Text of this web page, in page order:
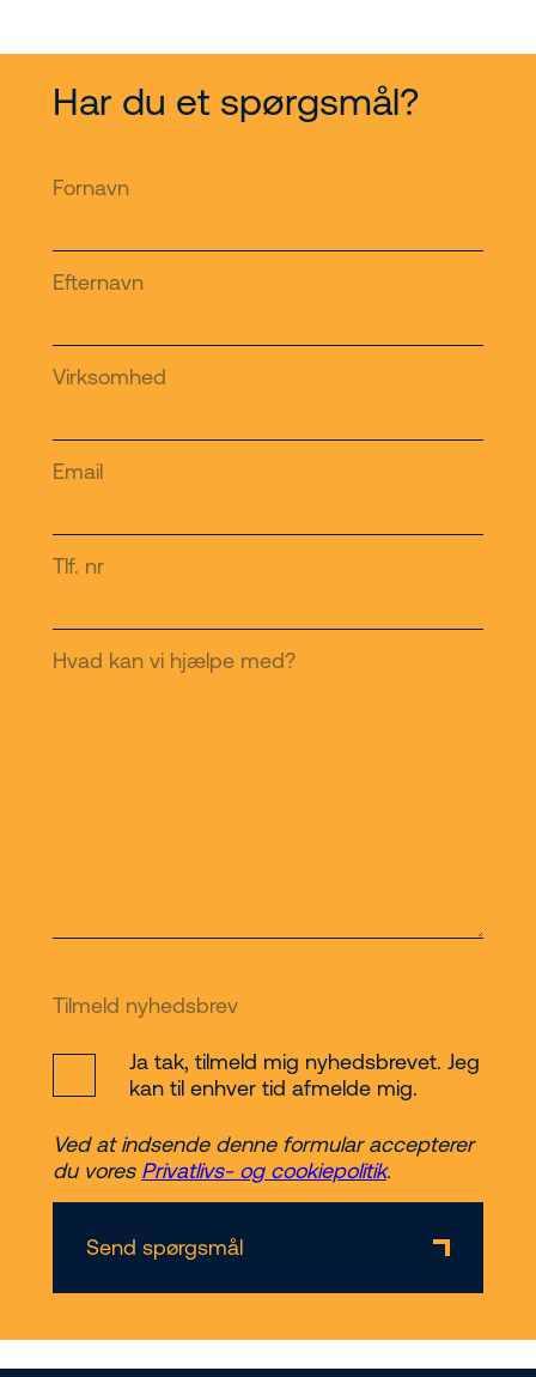
Har du et spørgsmål?
Fornavn
Efternavn
Virksomhed
Email
Tlf. nr
Hvad kan vi hjælpe med?
Tilmeld nyhedsbrev
Ja tak, tilmeld mig nyhedsbrevet. Jeg
kan til enhver tid afmelde mig.
Ved at indsende denne formular accepterer
du vores Privatlivs- og cookiepolitik.
Send spørgsmål